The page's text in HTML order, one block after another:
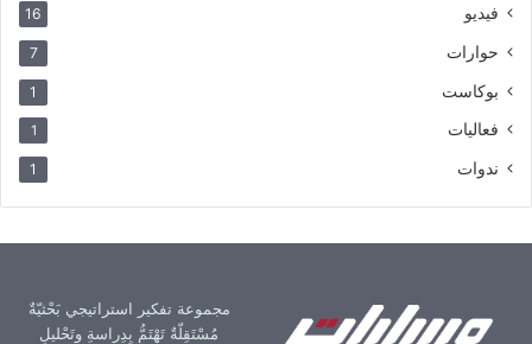
فيديو 16
حوارات 7
بوكاست 1
فعاليات 1
ندوات 1
مجموعة تفكير استراتيجي بَحْثيّةٌ
مُسْتَقِلّةٌ تَهْتَمُّ بِدِراسةِ وتَحْليلِ